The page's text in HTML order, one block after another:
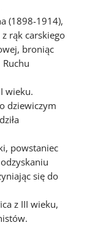
(1898-1914),
rąk carskiego
broniąc
wieku.
dziewiczym
powstaniec
się do
z III wieku,